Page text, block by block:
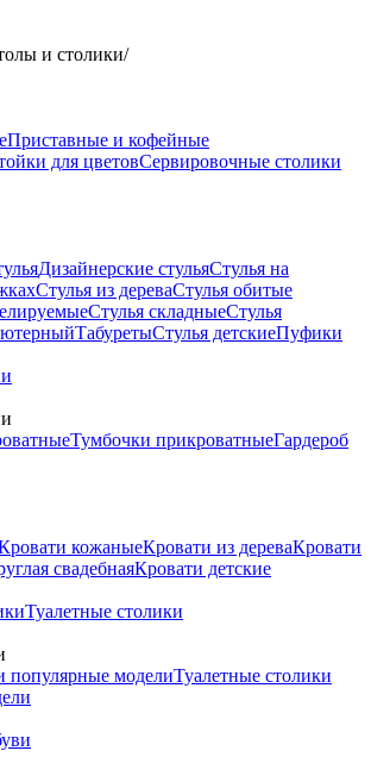
и столики/
Приставные и кофейные
для цветовСервировочные столики
Дизайнерские стульяСтулья на
Стулья из дереваСтулья обитые
Стулья складныеСтулья
ТабуретыСтулья детскиеПуфики
Тумбочки прикроватныеГардероб
кожаныеКровати из дереваКровати
свадебнаяКровати детские
Туалетные столики
популярные моделиТуалетные столики